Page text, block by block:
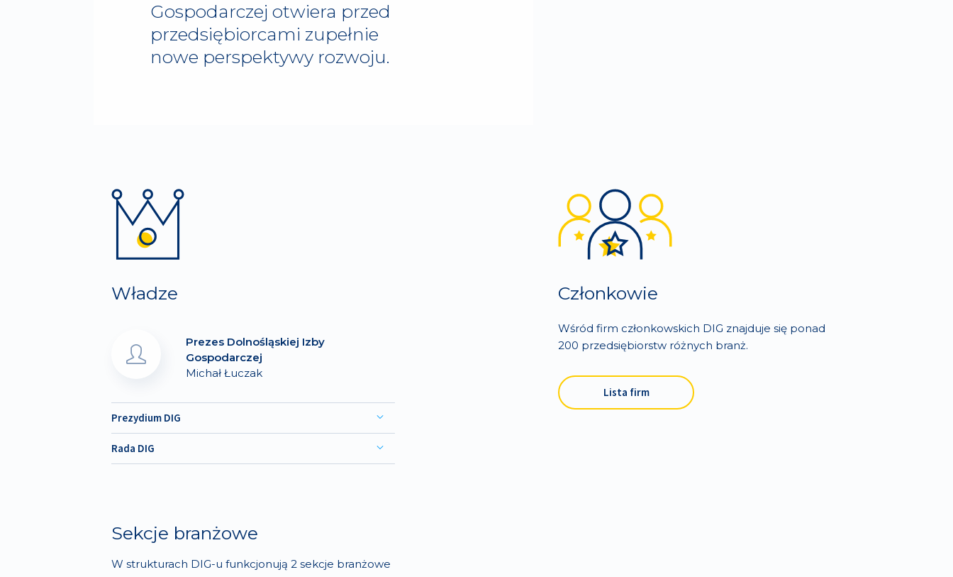
Gospodarczej otwiera przed
przedsiębiorcami zupełnie
nowe perspektywy rozwoju.
Władze
Prezes Dolnośląskiej Izby
Gospodarczej
Michał Łuczak
Prezydium DIG
Rada DIG
Sekcje branżowe
W strukturach DIG-u funkcjonują 2 sekcje branżowe
Członkowie
Wśród firm członkowskich DIG znajduje się ponad
200 przedsiębiorstw różnych branż.
Lista firm